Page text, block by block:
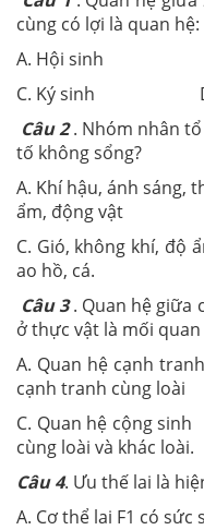
cùng có lợi là quan hệ:
A. Hội sinh
C. Ký sinh D.
Câu 2. Nhóm nhân
tố không sổng?
A. Khí hậu, ánh
ẩm, động vật
C. Gió, không khí,
ao hồ, cá.
Câu 3. Quan hệ giữa
ở thực vật là mối quan
A. Quan hệ cạnh
cạnh tranh cùng loài
C. Quan hệ
cùng loài và khác loài.
Câu 4. Ưu thế lai là
A. Cơ thể lai F1 có